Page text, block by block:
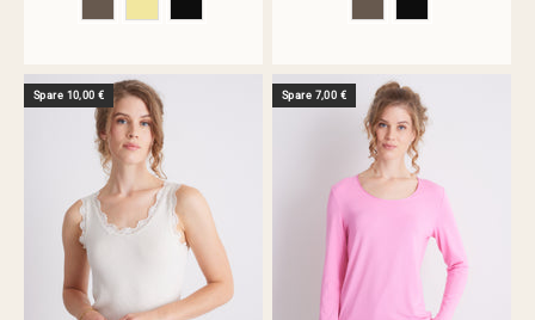
Spare 10,00 € Spare 7,00 €